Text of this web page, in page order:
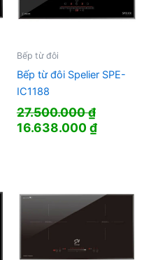
Bếp từ đôi
Bếp từ đôi Spelier SPE-
IC1188
27.500.000₫
Giá
16.638.000₫Giá